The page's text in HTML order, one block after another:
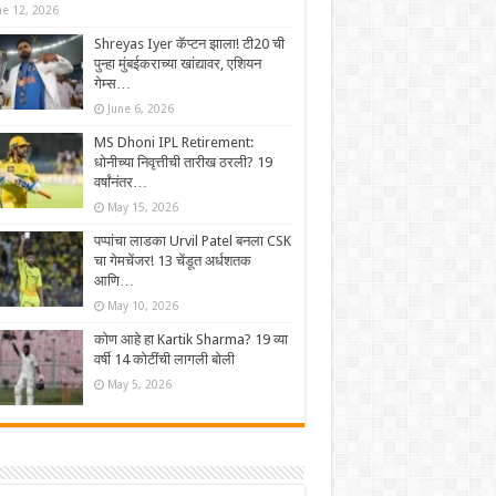
12, 2026
Shreyas Iyer कॅप्टन झाला! टी20 ची
पुन्हा मुंबईकराच्या खांद्यावर, एशियन
गेम्स…
June 6, 2026
MS Dhoni IPL Retirement:
धोनीच्या निवृत्तीची तारीख ठरली? 19
वर्षांनंतर…
May 15, 2026
पप्पांचा लाडका Urvil Patel बनला CSK
चा गेमचेंजर! 13 चेंडूत अर्धशतक
आणि…
May 10, 2026
कोण आहे हा Kartik Sharma? 19 व्या
वर्षी 14 कोटींची लागली बोली
May 5, 2026